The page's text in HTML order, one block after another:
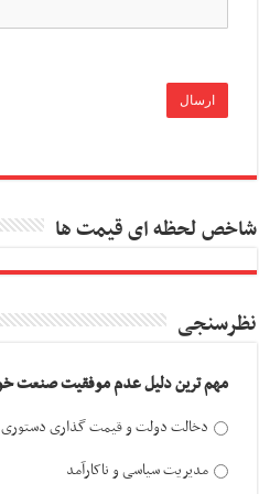
شاخص لحظه ای قیمت ها
نظرسنجی
مهم ترین دلیل عدم موفقیت صنعت
دخالت دولت و قیمت گذاری دستوری
مدیریت سیاسی و ناکارآمد